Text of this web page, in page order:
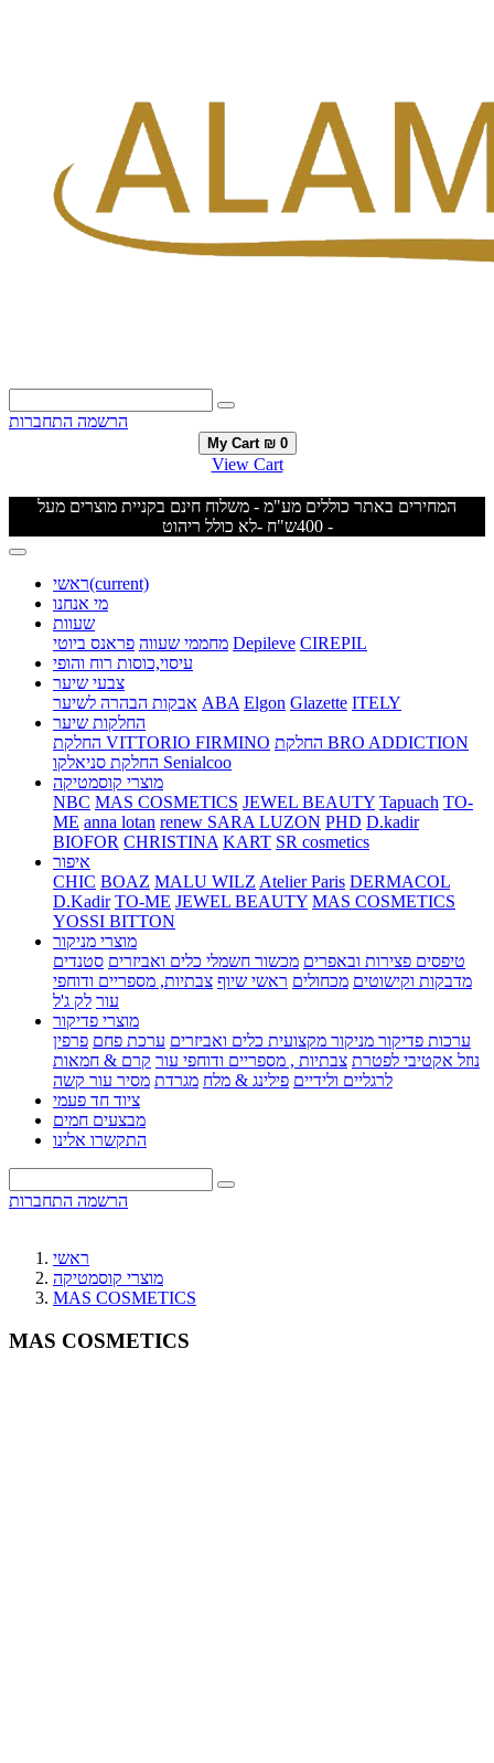
הרשמה התחברות
My Cart ₪ 0
View Cart
המחירים באתר כוללים מע"מ - משלוח חינם בקניית מוצרים מעל
400ש"ח -לא כולל ריהוט -
ראשי(current)
מי אנחנו
שעוות
מחממי שעווה פראנס ביוטי Depileve CIREPIL
עיסוי,כוסות רוח והופי
צבעי שיער
אבקות הבהרה לשיער ABA Elgon Glazette ITELY
החלקות שיער
החלקת VITTORIO FIRMINO
החלקת BRO ADDICTION
החלקת סניאלקו Senialcoo
מוצרי קוסמטיקה
NBC MAS COSMETICS JEWEL BEAUTY Tapuach TO-
ME anna lotan renew SARA LUZON PHD D.kadir
BIOFOR CHRISTINA KART SR cosmetics
איפור
CHIC BOAZ MALU WILZ Atelier Paris DERMACOL
D.Kadir TO-ME JEWEL BEAUTY MAS COSMETICS
YOSSI BITTON
מוצרי מניקור
טיפסים פצירות ובאפרים מכשור חשמלי כלים ואביזרים סטנדים
מדבקות וקישוטים מכחולים ראשי שיוף צבתיות, מספריים ודוחפי
עור לק ג'ל
מוצרי פדיקור
ערכות פדיקור מניקור מקצועית כלים ואביזרים ערכת פחם פרפין
נוזל אקטיבי לפטרת צבתיות , מספריים ודוחפי עור קרם & חמאות
לרגליים ולידיים פילינג & מלח מגרדת מסיר עור קשה
ציוד חד פעמי
מבצעים חמים
התקשרו אלינו
הרשמה התחברות
ראשי
מוצרי קוסמטיקה
MAS COSMETICS
MAS COSMETICS